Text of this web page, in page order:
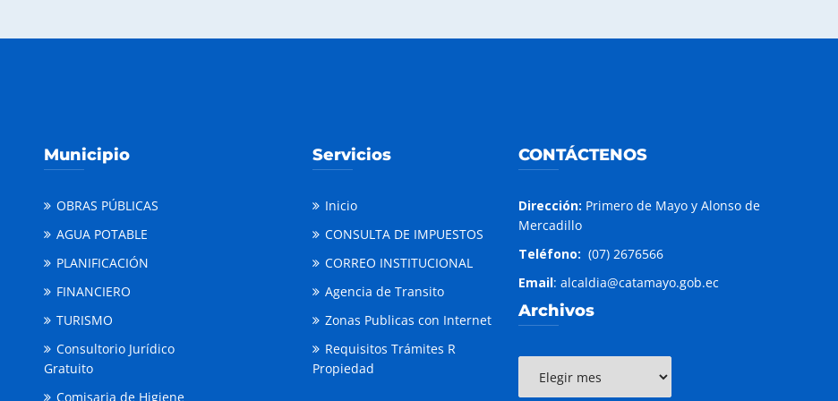
Municipio
OBRAS PÚBLICAS
AGUA POTABLE
PLANIFICACIÓN
FINANCIERO
TURISMO
Consultorio Jurídico
Gratuito
Comisaria de Higiene
Servicios
Inicio
CONSULTA DE IMPUESTOS
CORREO INSTITUCIONAL
Agencia de Transito
Zonas Publicas con Internet
Requisitos Trámites R
Propiedad
CONTÁCTENOS
Dirección: Primero de Mayo y Alonso de
Mercadillo
Teléfono: (07) 2676566
Email: alcaldia@catamayo.gob.ec
Archivos